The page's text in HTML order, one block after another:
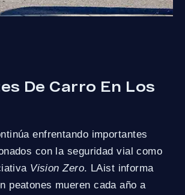
De Carro En Los
enfrentando importantes
con la seguridad vial como
Vision Zero. LAist informa
peatones mueren cada año a